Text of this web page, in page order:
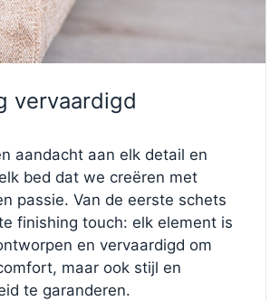
(10 cm hoog)
een stabiele basis en geven
vleugje natuurlijke warmte.
× 200 cmis ideaal voor
en combineert hoogwaardig
uitstraling die elk interieur
jouw eigen te maken? Ga
en personaliseer elk
vervaardigd
aandacht aan elk detail en
bed dat we creëren met
passie. Van de eerste schets
finishing touch: elk element is
en vervaardigd om
maar ook stijl en
te garanderen.